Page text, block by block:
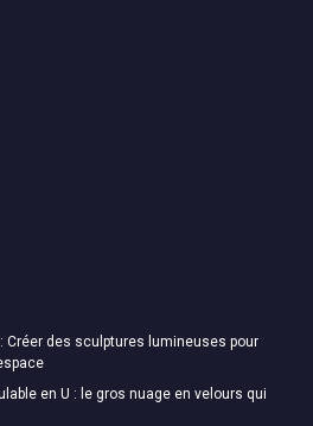
Créer des sculptures lumineuses pour
en U : le gros nuage en velours qui